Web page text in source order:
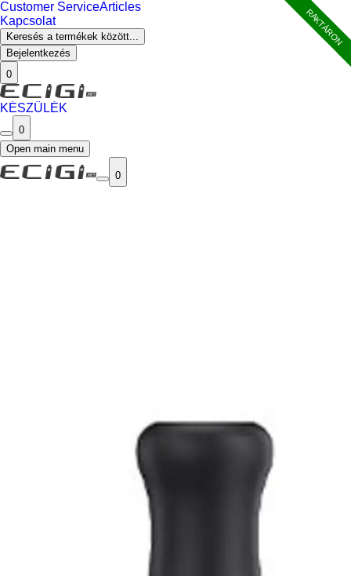
Customer ServiceArticles
Kapcsolat
Keresés a termékek között...
Bejelentkezés
0
KÉSZÜLÉK
0
Open main menu
0
RAKTÁRON